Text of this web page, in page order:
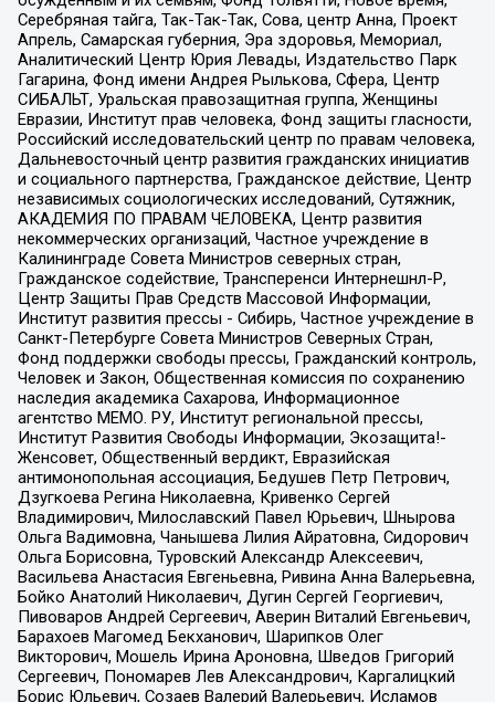
Серебряная тайга, Так-Так-Так, Сова, центр Анна, Проект
Апрель, Самарская губерния, Эра здоровья, Мемориал,
Аналитический Центр Юрия Левады, Издательство Парк
Гагарина, Фонд имени Андрея Рылькова, Сфера, Центр
СИБАЛЬТ, Уральская правозащитная группа, Женщины
Евразии, Институт прав человека, Фонд защиты гласности,
Российский исследовательский центр по правам человека,
Дальневосточный центр развития гражданских инициатив
и социального партнерства, Гражданское действие, Центр
независимых социологических исследований, Сутяжник,
АКАДЕМИЯ ПО ПРАВАМ ЧЕЛОВЕКА, Центр развития
некоммерческих организаций, Частное учреждение в
Калининграде Совета Министров северных стран,
Гражданское содействие, Трансперенси Интернешнл-Р,
Центр Защиты Прав Средств Массовой Информации,
Институт развития прессы - Сибирь, Частное учреждение в
Санкт-Петербурге Совета Министров Северных Стран,
Фонд поддержки свободы прессы, Гражданский контроль,
Человек и Закон, Общественная комиссия по сохранению
наследия академика Сахарова, Информационное
агентство МЕМО. РУ, Институт региональной прессы,
Институт Развития Свободы Информации, Экозащита!-
Женсовет, Общественный вердикт, Евразийская
антимонопольная ассоциация, Бедушев Петр Петрович,
Дзугкоева Регина Николаевна, Кривенко Сергей
Владимирович, Милославский Павел Юрьевич, Шнырова
Ольга Вадимовна, Чанышева Лилия Айратовна, Сидорович
Ольга Борисовна, Туровский Александр Алексеевич,
Васильева Анастасия Евгеньевна, Ривина Анна Валерьевна,
Бойко Анатолий Николаевич, Дугин Сергей Георгиевич,
Пивоваров Андрей Сергеевич, Аверин Виталий Евгеньевич,
Барахоев Магомед Бекханович, Шарипков Олег
Викторович, Мошель Ирина Ароновна, Шведов Григорий
Сергеевич, Пономарев Лев Александрович, Каргалицкий
Борис Юльевич, Созаев Валерий Валерьевич, Исламов